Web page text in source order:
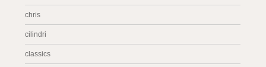
chris
cilindri
classics